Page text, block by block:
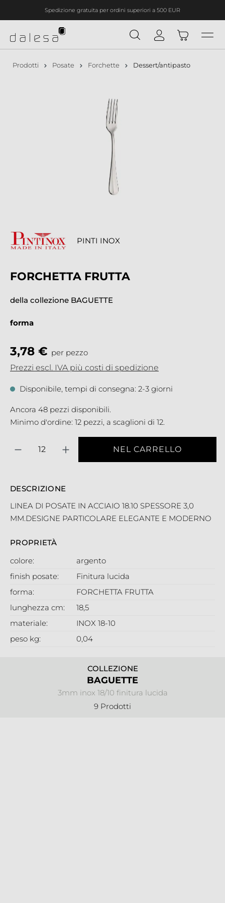
principaleSpedizione gratuita per ordini superiori a 500 EUR
COLLEZIONE
BAGUETTE
3mm inox 18/10 finitura lucida
9 Prodotti
Prodotti Posate Forchette Dessert/antipasto
PINTI INOX
FORCHETTA FRUTTA
della collezione BAGUETTE
3,78 € per pezzo
Prezzi escl. IVA più costi di spedizione
Disponibile, tempi di consegna: 2-3 giorni
Ancora 48 pezzi disponibili.
Minimo d'ordine: 12 pezzi, a scaglioni di 12.
forma
NEL CARRELLO
DESCRIZIONE
LINEA DI POSATE IN ACCIAIO 18.10 SPESSORE 3,0
MM.DESIGNE PARTICOLARE ELEGANTE E MODERNO
PROPRIETÀ
colore:
argento
finish posate:
Finitura lucida
forma:
FORCHETTA FRUTTA
lunghezza cm:
18,5
materiale:
INOX 18-10
peso kg:
0,04